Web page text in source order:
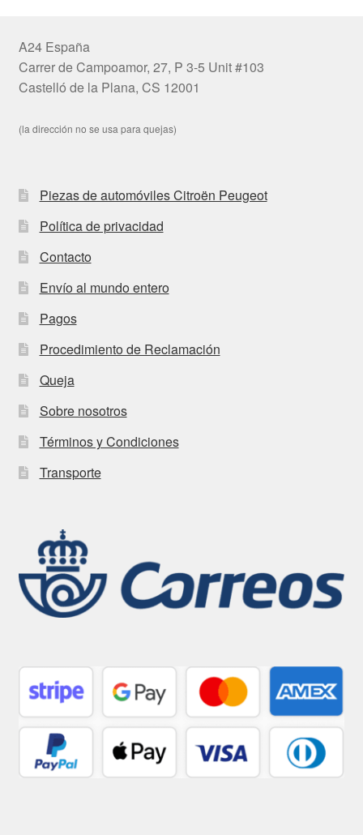
A24 España
Carrer de Campoamor, 27, P 3-5 Unit #103
Castelló de la Plana, CS 12001
(la dirección no se usa para quejas)
Piezas de automóviles Citroën Peugeot
Política de privacidad
Contacto
Envío al mundo entero
Pagos
Procedimiento de Reclamación
Queja
Sobre nosotros
Términos y Condiciones
Transporte